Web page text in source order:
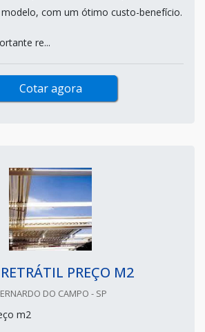
com um ótimo custo-benefício.
re...
Cotar agora
PREÇO M2
DO CAMPO - SP
m2